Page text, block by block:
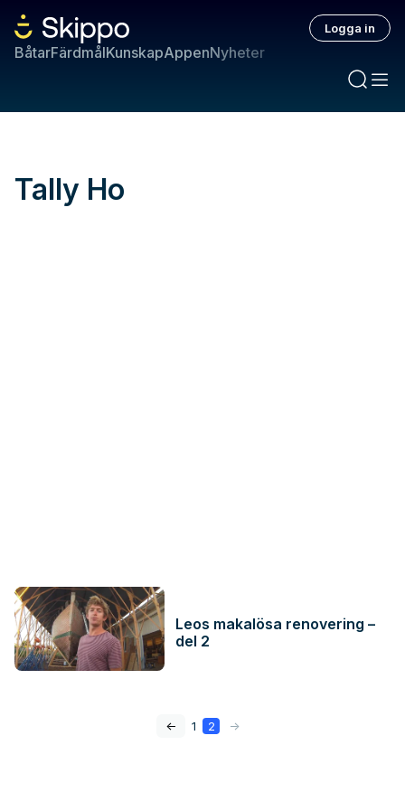
BåtarFärdmålKunskapAppenNyheter
Logga in
Tally Ho
Leos makalösa renovering –
del 2
<- 1 2 ->